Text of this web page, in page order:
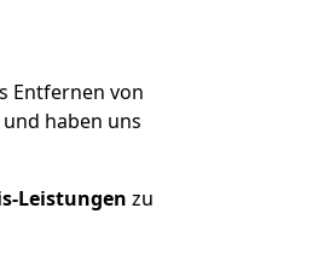
Entfernen von
haben uns
Leistungen zu